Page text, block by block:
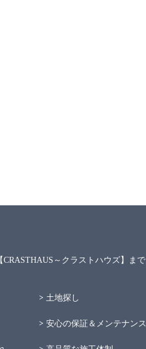
～クラストハウズ】まで
土地探し
安心の保証＆メンテナンス